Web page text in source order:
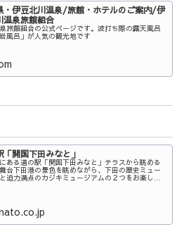
・伊豆北川温泉/旅館・ホテルのご案内/伊
温泉旅館組合
旅館組合の公式ページです。波打ち際の露天風呂
岩風呂」が人気の観光地です
「開国下田みなと」
ある道の駅「開国下田みなと」テラスから眺める
台下田港の景色を眺めながら、下田の歴史ミュー
迫力満点のカジキミュージアムの２つをお楽しみ